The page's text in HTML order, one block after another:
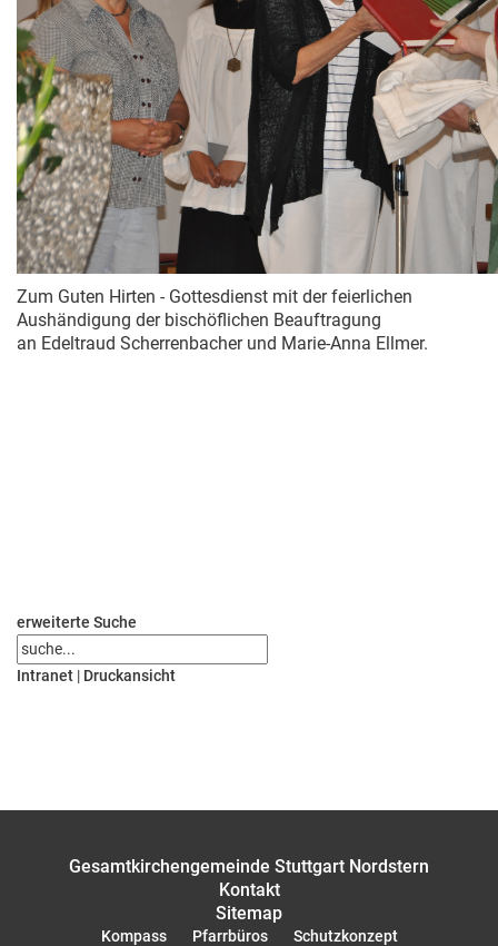
Zum Guten Hirten - Gottesdienst mit der feierlichen
Aushändigung der bischöflichen Beauftragung
an Edeltraud Scherrenbacher und Marie-Anna Ellmer.
erweiterte Suche
Intranet | Druckansicht
Gesamtkirchengemeinde Stuttgart Nordstern
Kontakt
Sitemap
Kompass Pfarrbüros
Schutzkonzept